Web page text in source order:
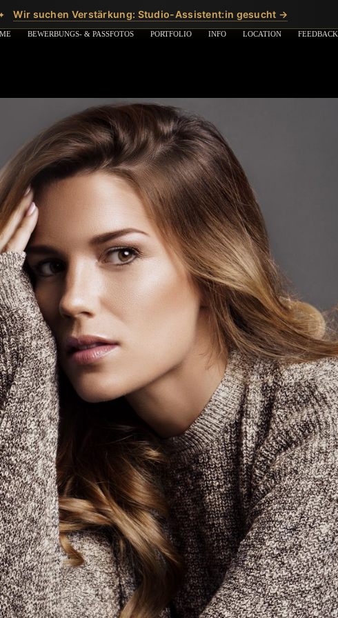
BEWERBUNGS- & PASSFOTOS PORTFOLIO INFO LOCATION FEEDBACK
Wir suchen Verstärkung: Studio-Assistent:in gesucht →